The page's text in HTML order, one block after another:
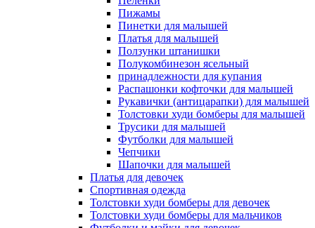
Пижамы
Пинетки для малышей
Платья для малышей
Ползунки штанишки
Полукомбинезон ясельный
принадлежности для купания
Распашонки кофточки для малышей
Рукавички (антицарапки) для малышей
Толстовки худи бомберы для малышей
Трусики для малышей
Футболки для малышей
Чепчики
Шапочки для малышей
Платья для девочек
Спортивная одежда
Толстовки худи бомберы для девочек
Толстовки худи бомберы для мальчиков